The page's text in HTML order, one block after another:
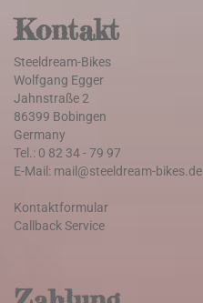
Kontakt
Steeldream-Bikes
Wolfgang Egger
Jahnstraße 2
86399 Bobingen
Germany
Tel.: 0 82 34 - 79 97
E-Mail: mail@steeldream-bikes.de
Kontaktformular
Callback Service